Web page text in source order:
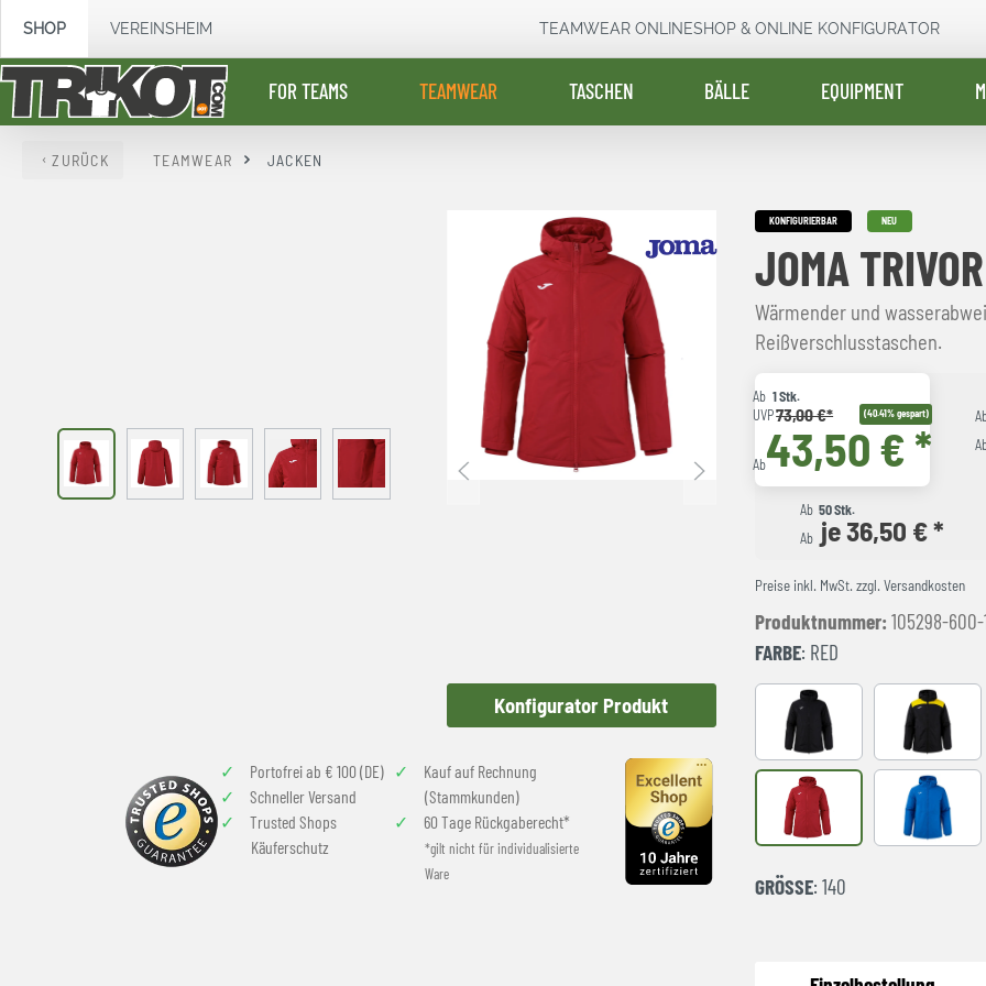
Zur Hauptnavigation springen
SHOP VEREINSHEIM TEAMWEAR ONLINESHOP & ONLINE KONFIGURATOR
FOR TEAMS TEAMWEAR TASCHEN BÄLLE EQUIPMENT
ZURÜCK TEAMWEAR JACKEN
Konfigurator Produkt
Portofrei ab € 100 (DE)
Schneller Versand
Trusted Shops
Käuferschutz
Kauf auf Rechnung
(Stammkunden)
60 Tage Rückgaberecht*
*gilt nicht für individualisierte
Ware
KONFIGURIERBAR NEU
JOMA
Wärmender und
Reißverschlusstaschen.
Ab 1 Stk.
UVP73,00 €* (40.41% gespart)
Ab43,50 € *
Ab 50 Stk.
Ab je 36,50 € *
Preise inkl. MwSt. zzgl. Versandkosten
Produktnummer: 105298-600-
FARBE: RED
BLACK BLACK-
RED ROYAL
GRÖSSE : 140